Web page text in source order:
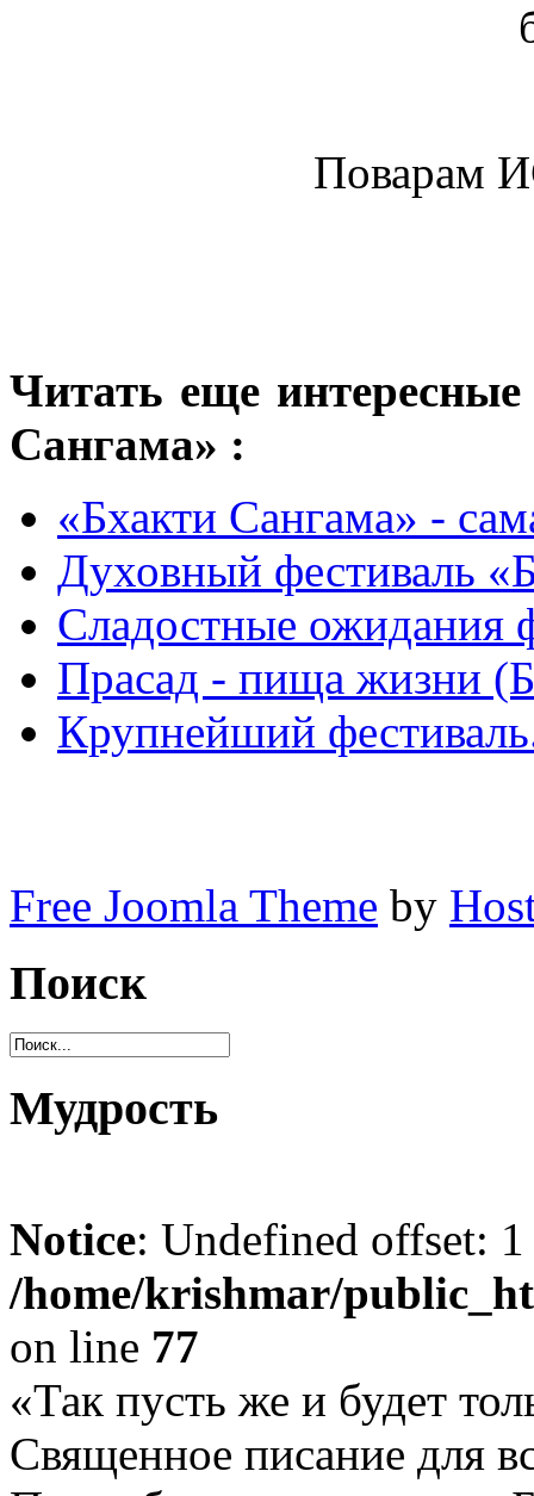
Поварам
Читать еще
Сангама» :
«Бхакти Сангама» -
Духовный фестиваль
Сладостные ожидания
Прасад - пища жизни
Крупнейший
Free Joomla Theme by
Поиск
Мудрость
Notice: Undefined offset:
/home/krishmar/
on line 77
«Так пусть же и будет
Священное писание для